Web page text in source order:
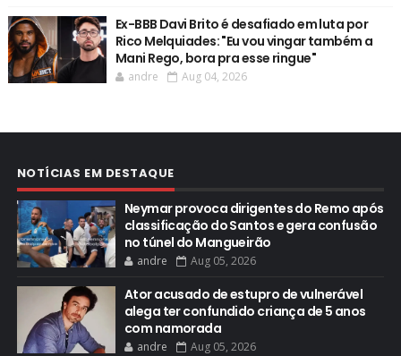
Ex-BBB Davi Brito é desafiado em luta por
Rico Melquiades: "Eu vou vingar também a
Mani Rego, bora pra esse ringue"
andre Aug 04, 2026
NOTÍCIAS EM DESTAQUE
Neymar provoca dirigentes do Remo após
classificação do Santos e gera confusão
no túnel do Mangueirão
andre Aug 05, 2026
Ator acusado de estupro de vulnerável
alega ter confundido criança de 5 anos
com namorada
andre Aug 05, 2026